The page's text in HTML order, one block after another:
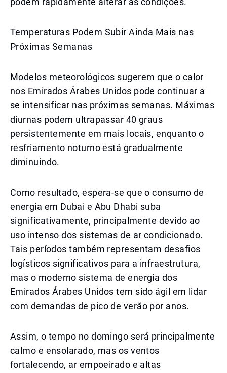
Temperaturas Podem Subir Ainda Mais nas
Próximas Semanas
Modelos meteorológicos sugerem que o calor
nos Emirados Árabes Unidos pode continuar a
se intensificar nas próximas semanas. Máximas
diurnas podem ultrapassar 40 graus
persistentemente em mais locais, enquanto o
resfriamento noturno está gradualmente
diminuindo.
Como resultado, espera-se que o consumo de
energia em Dubai e Abu Dhabi suba
significativamente, principalmente devido ao
uso intenso dos sistemas de ar condicionado.
Tais períodos também representam desafios
logísticos significativos para a infraestrutura,
mas o moderno sistema de energia dos
Emirados Árabes Unidos tem sido ágil em lidar
com demandas de pico de verão por anos.
Assim, o tempo no domingo será principalmente
calmo e ensolarado, mas os ventos
fortalecendo, ar empoeirado e altas